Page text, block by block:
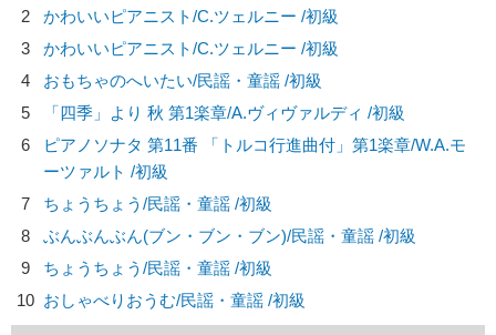
2
かわいいピアニスト/C.ツェルニー /初級
3
かわいいピアニスト/C.ツェルニー /初級
4
おもちゃのへいたい/民謡・童謡 /初級
5
「四季」より 秋 第1楽章/A.ヴィヴァルディ /初級
6
ピアノソナタ 第11番 「トルコ行進曲付」第1楽章/W.A.モ
ーツァルト /初級
7
ちょうちょう/民謡・童謡 /初級
8
ぶんぶんぶん(ブン・ブン・ブン)/民謡・童謡 /初級
9
ちょうちょう/民謡・童謡 /初級
10 おしゃべりおうむ/民謡・童謡 /初級